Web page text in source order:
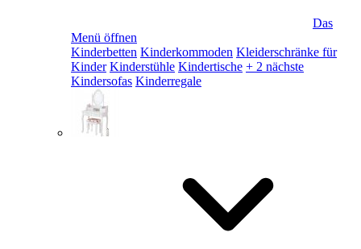
Das
Menü öffnen
Kinderbetten Kinderkommoden Kleiderschränke für
Kinder Kinderstühle Kindertische + 2 nächste
Kindersofas Kinderregale